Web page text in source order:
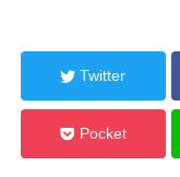
Twitter
Pocket